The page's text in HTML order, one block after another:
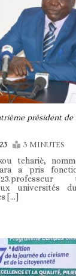
président de
3 MINUTES
tchariè,
a pris
universités
[…]